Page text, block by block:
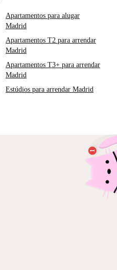
Apartamentos para alugar
Madrid
Apartamentos T2 para arrendar
Madrid
Apartamentos T3+ para arrendar
Madrid
Estúdios para arrendar Madrid